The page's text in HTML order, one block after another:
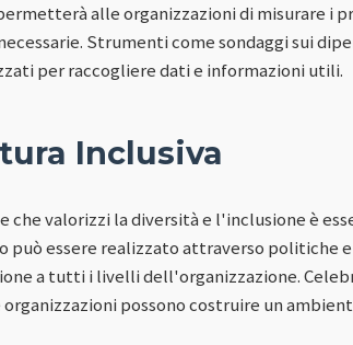
alle organizzazioni di misurare i
Strumenti come sondaggi sui
per raccogliere dati e informazioni utili.
Inclusiva
che valorizzi la diversità e l'inclusione è
può essere realizzato attraverso politiche
a tutti i livelli dell'organizzazione.
possono costruire un